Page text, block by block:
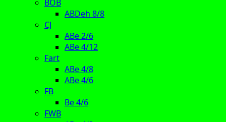
BOB
ABDeh 8/8
CJ
ABe 2/6
ABe 4/12
Fart
ABe 4/8
ABe 4/6
FB
Be 4/6
FWB